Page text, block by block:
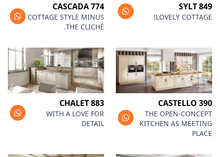
SYLT 849
LOVELY COTTAGE!
CASCADA 774
COTTAGE STYLE MINUS
THE CLICHÉ.
CASTELLO 390
THE OPEN-CONCEPT
KITCHEN AS MEETING
PLACE
CHALET 883
WITH A LOVE FOR
DETAIL